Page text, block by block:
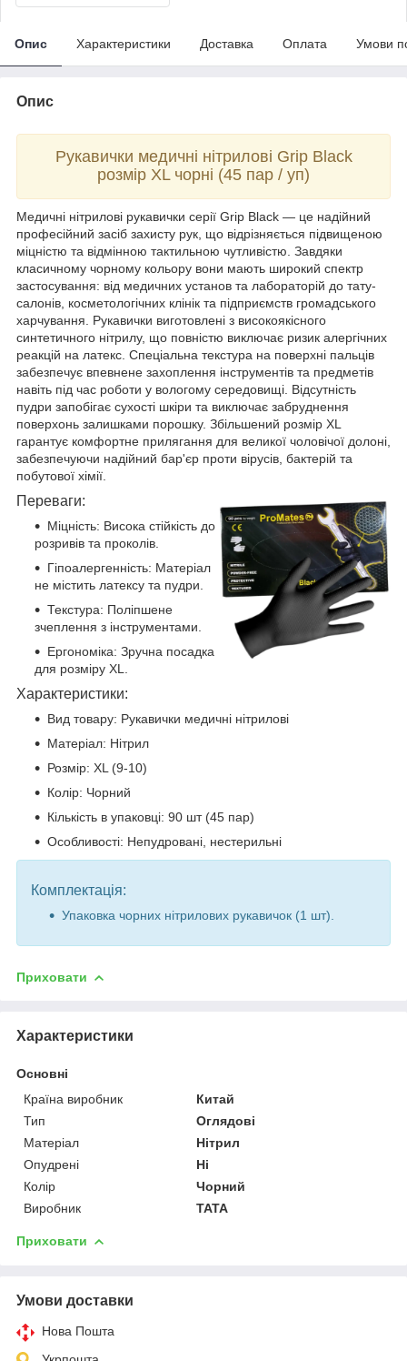
Опис Характеристики Доставка Оплата Умови
Опис
Рукавички медичні нітрилові Grip Black
розмір XL чорні (45 пар / уп)
Медичні нітрилові рукавички серії Grip Black — це надійний
професійний засіб захисту рук, що відрізняється підвищеною
міцністю та відмінною тактильною чутливістю. Завдяки
класичному чорному кольору вони мають широкий спектр
застосування: від медичних установ та лабораторій до тату-
салонів, косметологічних клінік та підприємств громадського
харчування. Рукавички виготовлені з високоякісного
синтетичного нітрилу, що повністю виключає ризик алергічних
реакцій на латекс. Спеціальна текстура на поверхні пальців
забезпечує впевнене захоплення інструментів та предметів
навіть під час роботи у вологому середовищі. Відсутність
пудри запобігає сухості шкіри та виключає забруднення
поверхонь залишками порошку. Збільшений розмір XL
гарантує комфортне прилягання для великої чоловічої долоні,
забезпечуючи надійний бар'єр проти вірусів, бактерій та
побутової хімії.
Переваги:
Міцність: Висока стійкість до
розривів та проколів.
Гіпоалергенність: Матеріал
не містить латексу та пудри.
Текстура: Поліпшене
зчеплення з інструментами.
Ергономіка: Зручна посадка
для розміру XL.
Характеристики:
Вид товару: Рукавички медичні нітрилові
Матеріал: Нітрил
Розмір: XL (9-10)
Колір: Чорний
Кількість в упаковці: 90 шт (45 пар)
Особливості: Непудровані, нестерильні
Комплектація:
Упаковка чорних нітрилових рукавичок (1 шт).
Приховати
Характеристики
Основні
Країна виробник
Китай
Тип
Оглядові
Матеріал
Нітрил
Опудрені
Ні
Колір
Чорний
Виробник
TATA
Приховати
Умови доставки
Нова Пошта